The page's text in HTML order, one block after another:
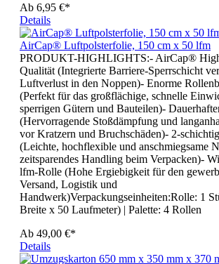
Ab 6,95 €*
Details
AirCap® Luftpolsterfolie, 150 cm x 50 lfm
PRODUKT-HIGHLIGHTS:- AirCap®
Qualität (Integrierte Barriere-Sperrschicht
Luftverlust in den Noppen)- Enorme
(Perfekt für das großflächige, schnelle
sperrigen Gütern und Bauteilen)-
(Hervorragende Stoßdämpfung und
vor Kratzern und Bruchschäden)- 2-
(Leichte, hochflexible und anschmiegsame
zeitsparendes Handling beim Verpacken)-
lfm-Rolle (Hohe Ergiebigkeit für den
Versand, Logistik und
Handwerk)Verpackungseinheiten:Rolle: 1
Breite x 50 Laufmeter) | Palette: 4 Rollen
Ab 49,00 €*
Details